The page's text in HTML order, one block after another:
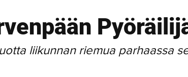
liikunnan riemua parhaassa